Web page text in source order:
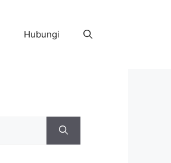
Hubungi